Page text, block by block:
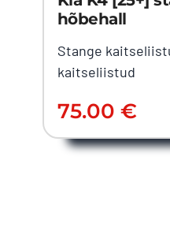
hõbehall
Stange
kaitseliistud
75.00 €